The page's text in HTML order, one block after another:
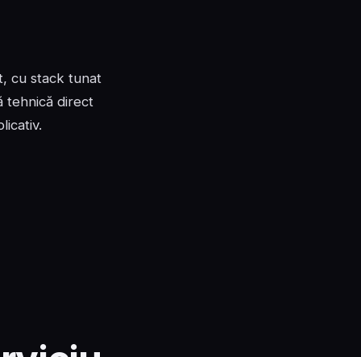
cu stack tunat
tehnică direct